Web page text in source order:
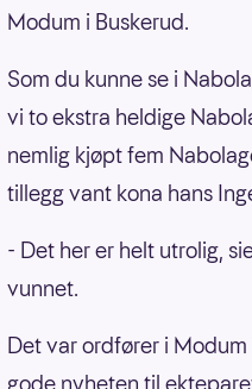
Modum i Buskerud.
Som du kunne se i
vi to ekstra heldige
nemlig kjøpt fem
tillegg vant kona hans
- Det her er helt utrolig,
vunnet.
Det var ordfører i